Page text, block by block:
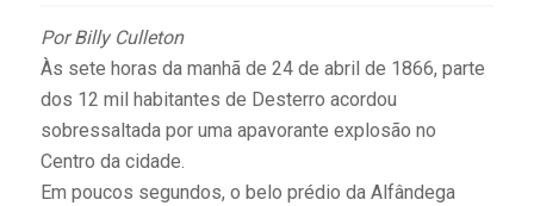
Por Billy Culleton
Às sete horas da manhã de 24 de abril de 1866, parte
dos 12 mil habitantes de Desterro acordou
sobressaltada por uma apavorante explosão no
Centro da cidade.
Em poucos segundos, o belo prédio da Alfândega